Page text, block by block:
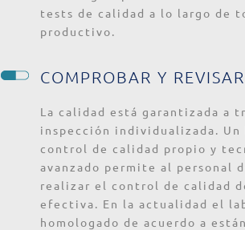
tests de calidad a lo largo de
productivo.
COMPROBAR Y REVISAR
La calidad está garantizada a
inspección individualizada.
control de calidad propio y
avanzado permite al personal
realizar el control de calidad
efectiva. En la actualidad el
homologado de acuerdo a